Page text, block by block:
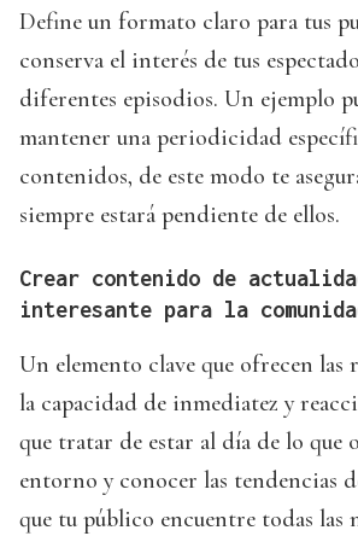
Define un formato claro para tus
conserva el interés de tus
diferentes episodios. Un ejemplo
mantener una periodicidad
contenidos, de este modo te
siempre estará pendiente de ellos.
Crear contenido de
interesante para la
Un elemento clave que ofrecen las
la capacidad de inmediatez y
que tratar de estar al día de lo que
entorno y conocer las tendencias
que tu público encuentre todas las